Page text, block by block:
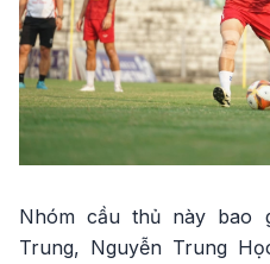
Nhóm cầu thủ này bao
Trung, Nguyễn Trung